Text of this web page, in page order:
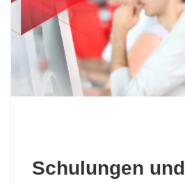
Schulungen und